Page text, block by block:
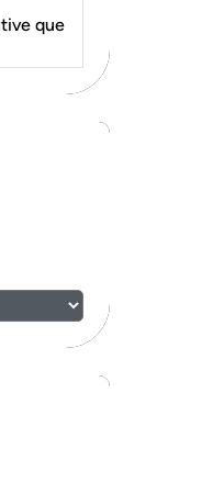
que